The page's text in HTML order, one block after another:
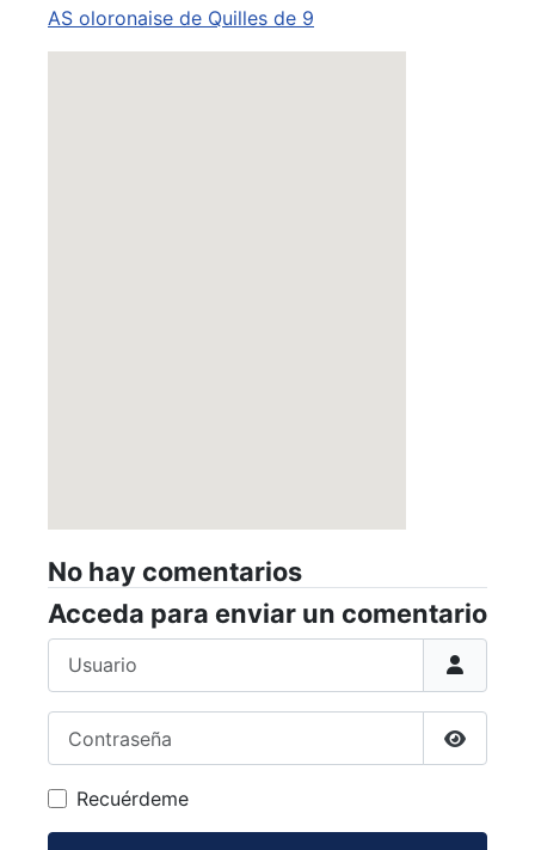
AS oloronaise de Quilles de 9
No hay comentarios
Acceda para enviar un comentario
Mostrar
Recuérdeme